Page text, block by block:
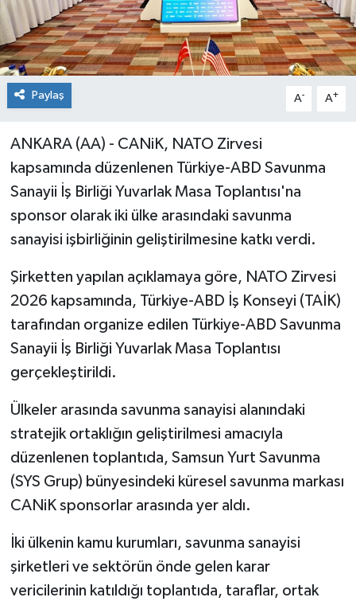
Paylaş A- A+
ANKARA (AA) - CANiK, NATO Zirvesi
kapsamında düzenlenen Türkiye-ABD Savunma
Sanayii İş Birliği Yuvarlak Masa Toplantısı'na
sponsor olarak iki ülke arasındaki savunma
sanayisi işbirliğinin geliştirilmesine katkı verdi.
Şirketten yapılan açıklamaya göre, NATO Zirvesi
2026 kapsamında, Türkiye-ABD İş Konseyi (TAİK)
tarafından organize edilen Türkiye-ABD Savunma
Sanayii İş Birliği Yuvarlak Masa Toplantısı
gerçekleştirildi.
Ülkeler arasında savunma sanayisi alanındaki
stratejik ortaklığın geliştirilmesi amacıyla
düzenlenen toplantıda, Samsun Yurt Savunma
(SYS Grup) bünyesindeki küresel savunma markası
CANiK sponsorlar arasında yer aldı.
İki ülkenin kamu kurumları, savunma sanayisi
şirketleri ve sektörün önde gelen karar
vericilerinin katıldığı toplantıda, taraflar, ortak